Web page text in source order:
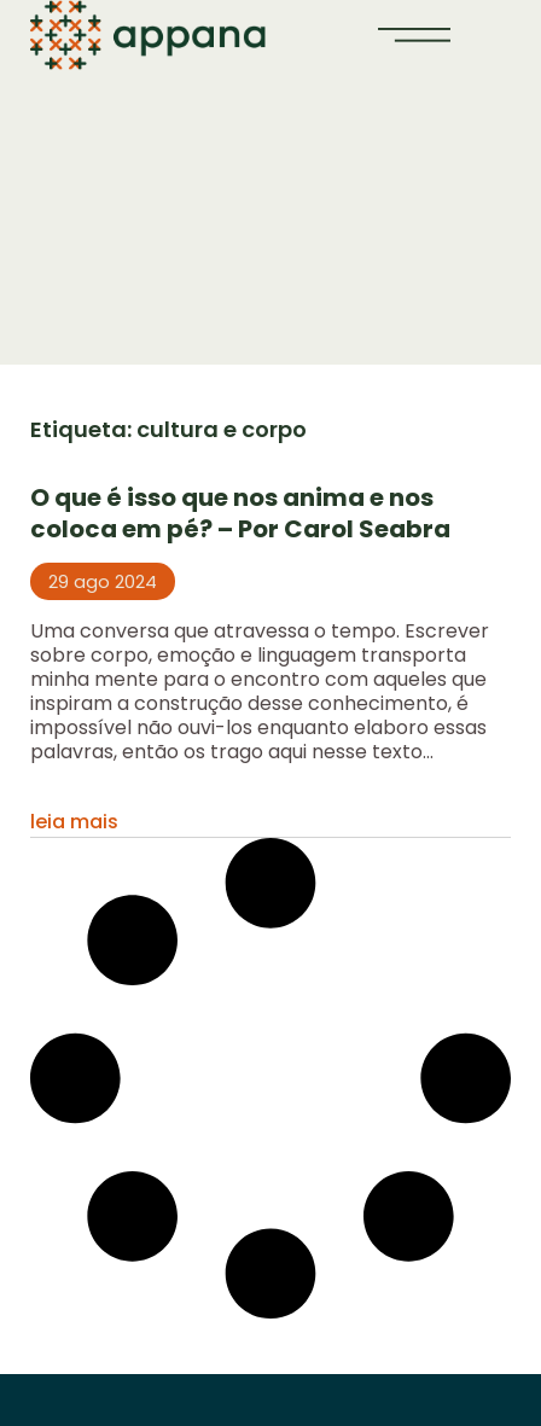
Etiqueta: cultura e corpo
O que é isso que nos anima e nos
coloca em pé? – Por Carol Seabra
29 ago 2024
Uma conversa que atravessa o tempo. Escrever
sobre corpo, emoção e linguagem transporta
minha mente para o encontro com aqueles que
inspiram a construção desse conhecimento, é
impossível não ouvi-los enquanto elaboro essas
palavras, então os trago aqui nesse texto...
leia mais